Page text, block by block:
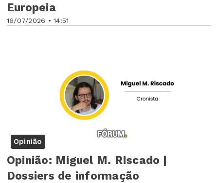
16/07/2026 • 14:51
Europeia
Opinião
Opinião: Miguel M. RIscado |
Dossiers de informação